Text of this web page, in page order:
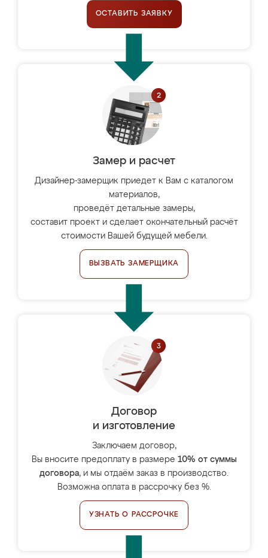
ОСТАВИТЬ ЗАЯВКУ
Замер и расчет
Дизайнер-замерщик приедет к Вам с каталогом
материалов,
проведёт детальные замеры,
составит проект и сделает окончательный расчёт
стоимости Вашей будущей мебели.
ВЫЗВАТЬ ЗАМЕРЩИКА
Договор
и изготовление
Заключаем договор,
Вы вносите предоплату в размере 10% от суммы
договора, и мы отдаём заказ в производство.
Возможна оплата в рассрочку без %.
УЗНАТЬ О РАССРОЧКЕ